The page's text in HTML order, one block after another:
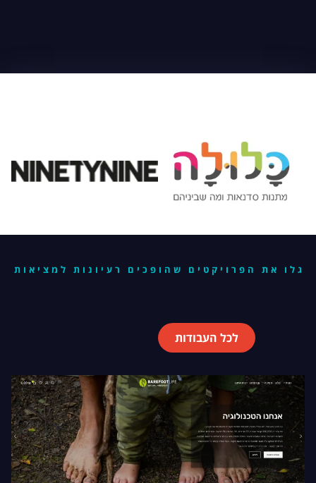
גלו את הפרויקטים שהופכים רעיונות למציאות
לכל העבודות